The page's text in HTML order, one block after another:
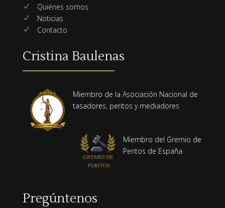
N Quiénes somos
N Noticias
N Contacto
Cristina Baulenas
Miembro de la Asociación Nacional de
tasadores, peritos y mediadores
Miembro del Gremio de
Peritos de España
Pregúntenos